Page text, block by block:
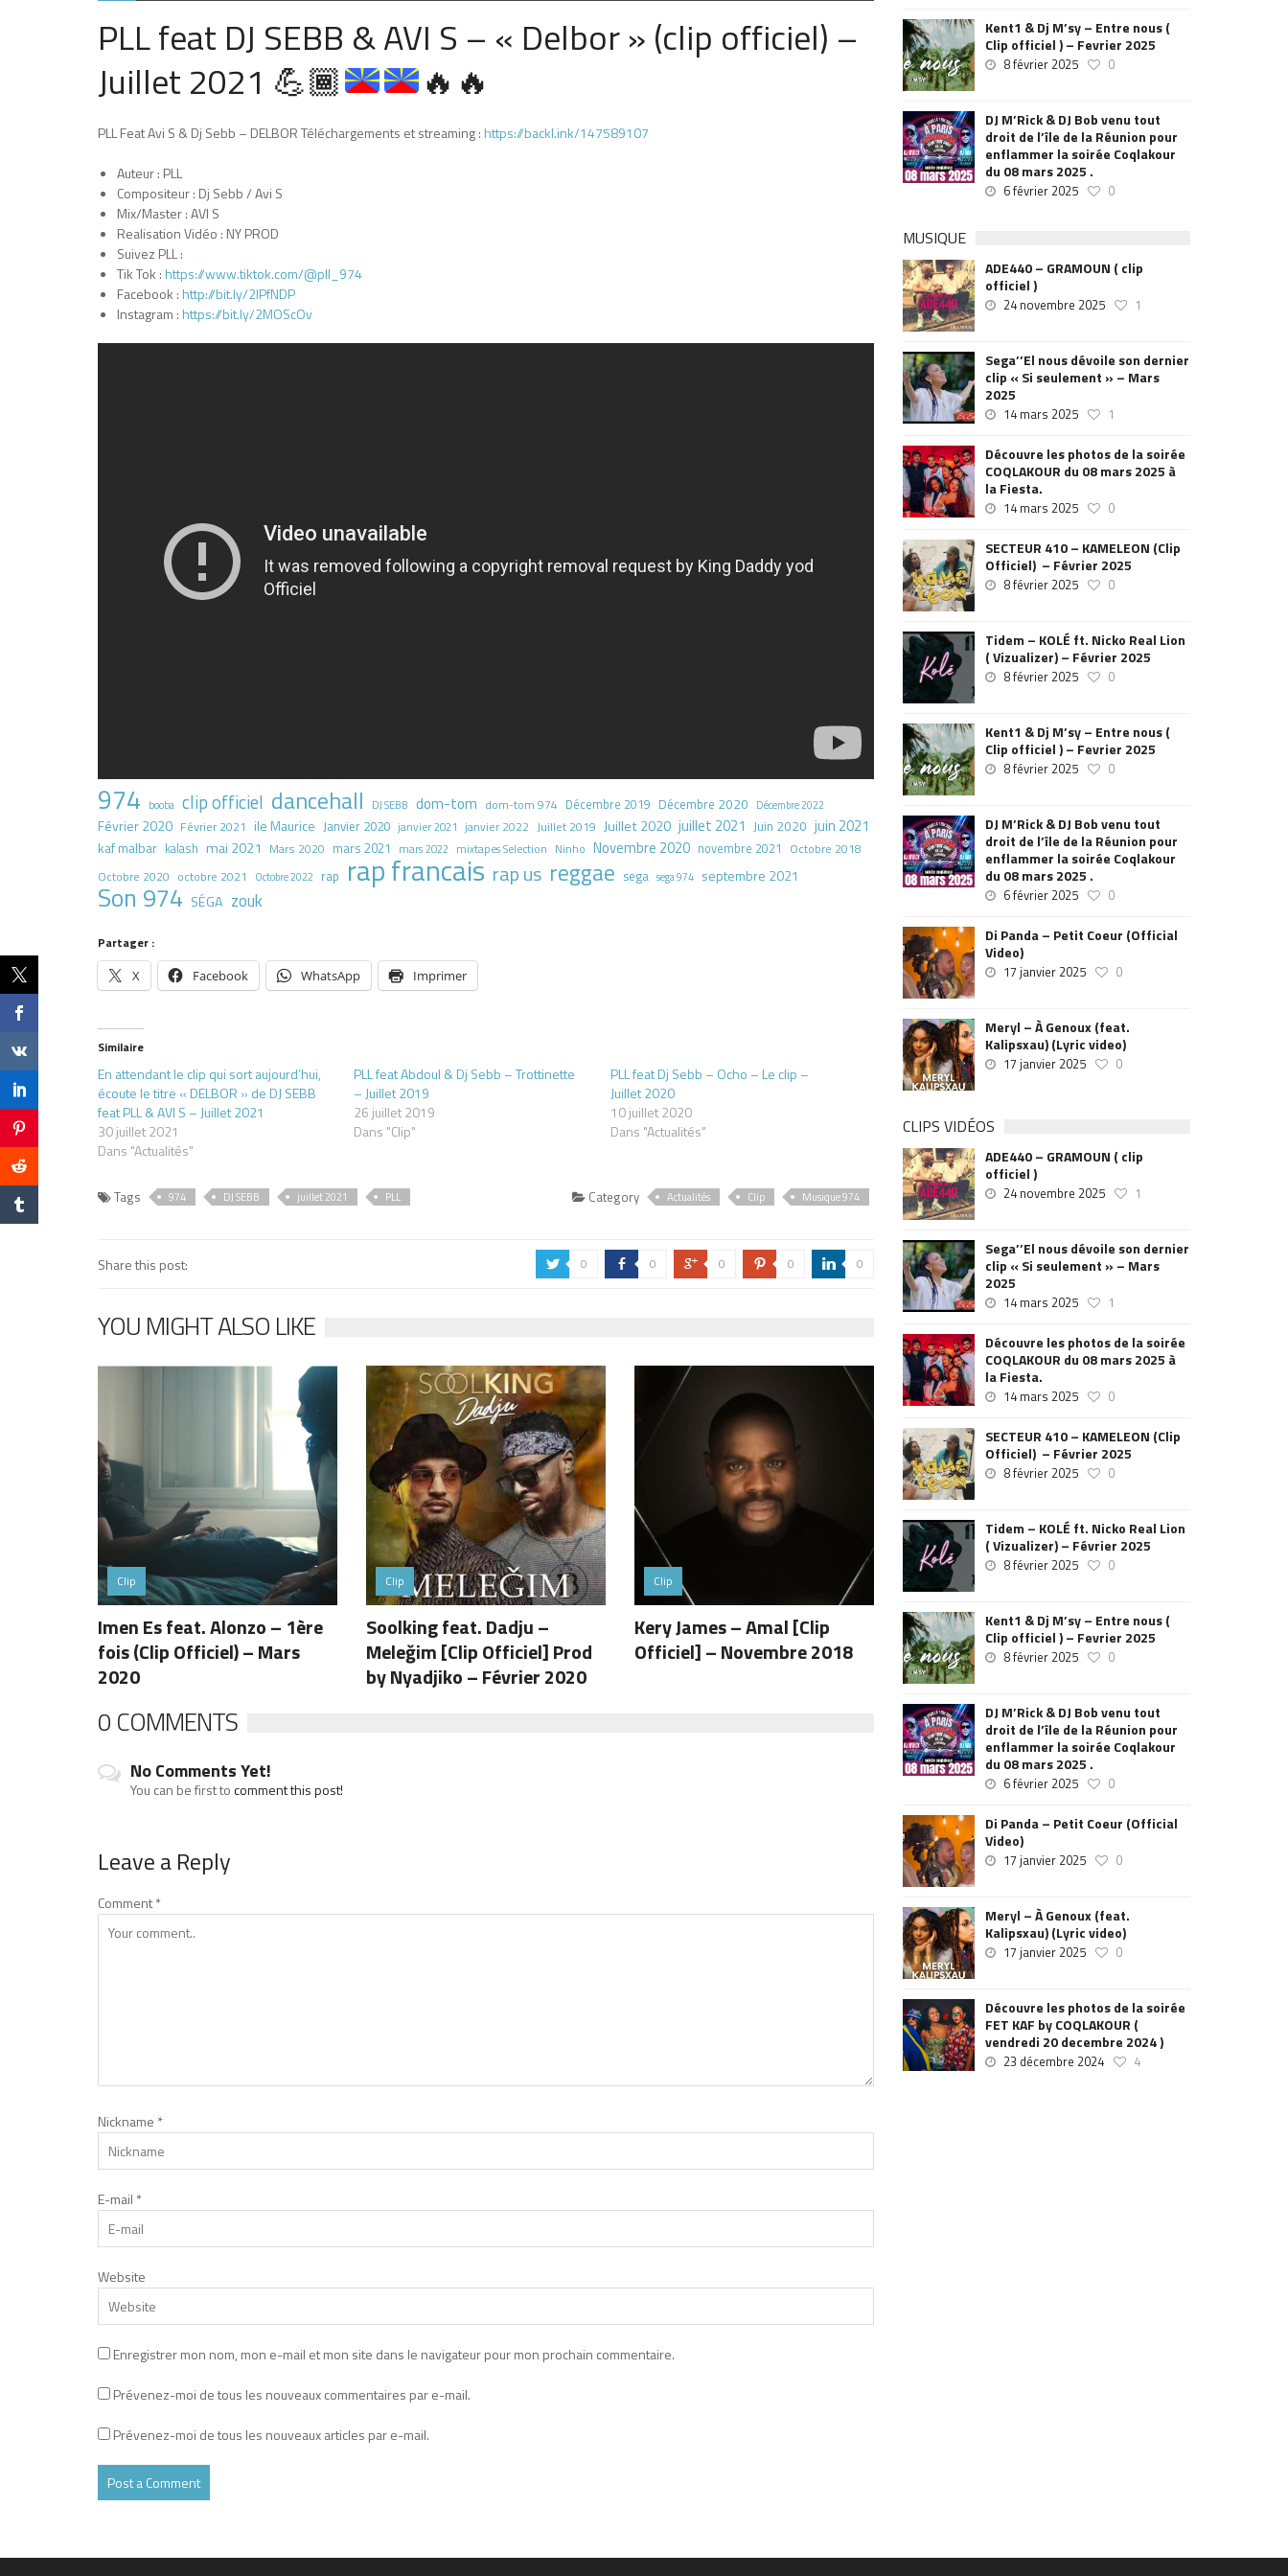
PLL feat DJ SEBB & AVI S – « Delbor » (clip officiel) –
Juillet 2021 💪🏾 🔥 🔥
PLL Feat Avi S & Dj Sebb – DELBOR Téléchargements et streaming : https://backl.ink/147589107
Auteur : PLL
Compositeur : Dj Sebb / Avi S
Mix/Master : AVI S
Realisation Vidéo : NY PROD
Suivez PLL :
Tik Tok : https://www.tiktok.com/@pll_974
Facebook : http://bit.ly/2lPfNDP
Instagram : https://bit.ly/2MOScOv
974 booba clip officiel dancehall DJ SEBB dom-tom dom-tom 974 Décembre 2019 Décembre 2020 Décembre 2022
Février 2020 Février 2021 ile Maurice Janvier 2020 janvier 2021 janvier 2022 Juillet 2019 Juillet 2020 juillet 2021 Juin 2020 juin 2021
kaf malbar kalash mai 2021 Mars 2020 mars 2021 mars 2022 mixtapes Selection Ninho Novembre 2020 novembre 2021 Octobre 2018
Octobre 2020 octobre 2021 Octobre 2022 rap rap francais rap us reggae sega sega 974 septembre 2021
Son 974 SÉGA zouk
Partager :
X Facebook WhatsApp Imprimer
Similaire
En attendant le clip qui sort aujourd’hui,
écoute le titre « DELBOR » de DJ SEBB
feat PLL & AVI S – Juillet 2021
30 juillet 2021
Dans "Actualités"
PLL feat Abdoul & Dj Sebb – Trottinette
– Juillet 2019
26 juillet 2019
Dans "Clip"
PLL feat Dj Sebb – Ocho – Le clip –
Juillet 2020
10 juillet 2020
Dans "Actualités"
Tags 974 DJ SEBB juillet 2021 PLL Category Actualités Clip Musique 974
Share this post: a 0 b 0 c 0 d 0 j 0
YOU MIGHT ALSO LIKE
Clip
Imen Es feat. Alonzo – 1ère
fois (Clip Officiel) – Mars
2020
Clip
Soolking feat. Dadju –
Meleğim [Clip Officiel] Prod
by Nyadjiko – Février 2020
Clip
Kery James – Amal [Clip
Officiel] – Novembre 2018
0 COMMENTS
No Comments Yet!
You can be first tocomment this post!
Leave a Reply
Comment*
Nickname *
E-mail *
Website
Enregistrer mon nom, mon e-mail et mon site dans le navigateur pour mon prochain commentaire.
Prévenez-moi de tous les nouveaux commentaires par e-mail.
Prévenez-moi de tous les nouveaux articles par e-mail.
Kent1 & Dj M’sy – Entre nous (
Clip officiel ) – Fevrier 2025
8 février 2025 0
DJ M’Rick & DJ Bob venu tout
droit de l’île de la Réunion pour
enflammer la soirée Coqlakour
du 08 mars 2025 .
6 février 2025 0
MUSIQUE
ADE440 – GRAMOUN ( clip
officiel )
24 novembre 2025 1
Sega’’El nous dévoile son dernier
clip « Si seulement » – Mars
2025
14 mars 2025 1
Découvre les photos de la soirée
COQLAKOUR du 08 mars 2025 à
la Fiesta.
14 mars 2025 0
SECTEUR 410 – KAMELEON (Clip
Officiel) – Février 2025
8 février 2025 0
Tidem – KOLÉ ft. Nicko Real Lion
( Vizualizer) – Février 2025
8 février 2025 0
Kent1 & Dj M’sy – Entre nous (
Clip officiel ) – Fevrier 2025
8 février 2025 0
DJ M’Rick & DJ Bob venu tout
droit de l’île de la Réunion pour
enflammer la soirée Coqlakour
du 08 mars 2025 .
6 février 2025 0
Di Panda – Petit Coeur (Official
Video)
17 janvier 2025 0
Meryl – À Genoux (feat.
Kalipsxau) (Lyric video)
17 janvier 2025 0
CLIPS VIDÉOS
ADE440 – GRAMOUN ( clip
officiel )
24 novembre 2025 1
Sega’’El nous dévoile son dernier
clip « Si seulement » – Mars
2025
14 mars 2025 1
Découvre les photos de la soirée
COQLAKOUR du 08 mars 2025 à
la Fiesta.
14 mars 2025 0
SECTEUR 410 – KAMELEON (Clip
Officiel) – Février 2025
8 février 2025 0
Tidem – KOLÉ ft. Nicko Real Lion
( Vizualizer) – Février 2025
8 février 2025 0
Kent1 & Dj M’sy – Entre nous (
Clip officiel ) – Fevrier 2025
8 février 2025 0
DJ M’Rick & DJ Bob venu tout
droit de l’île de la Réunion pour
enflammer la soirée Coqlakour
du 08 mars 2025 .
6 février 2025 0
Di Panda – Petit Coeur (Official
Video)
17 janvier 2025 0
Meryl – À Genoux (feat.
Kalipsxau) (Lyric video)
17 janvier 2025 0
Découvre les photos de la soirée
FET KAF by COQLAKOUR (
vendredi 20 decembre 2024 )
23 décembre 2024 4